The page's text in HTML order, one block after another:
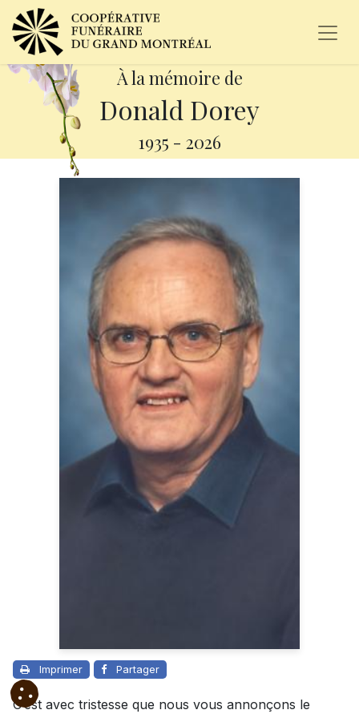
À la mémoire de
Donald Dorey
1935 - 2026
Imprimer Partager
C’est avec tristesse que nous vous annonçons le